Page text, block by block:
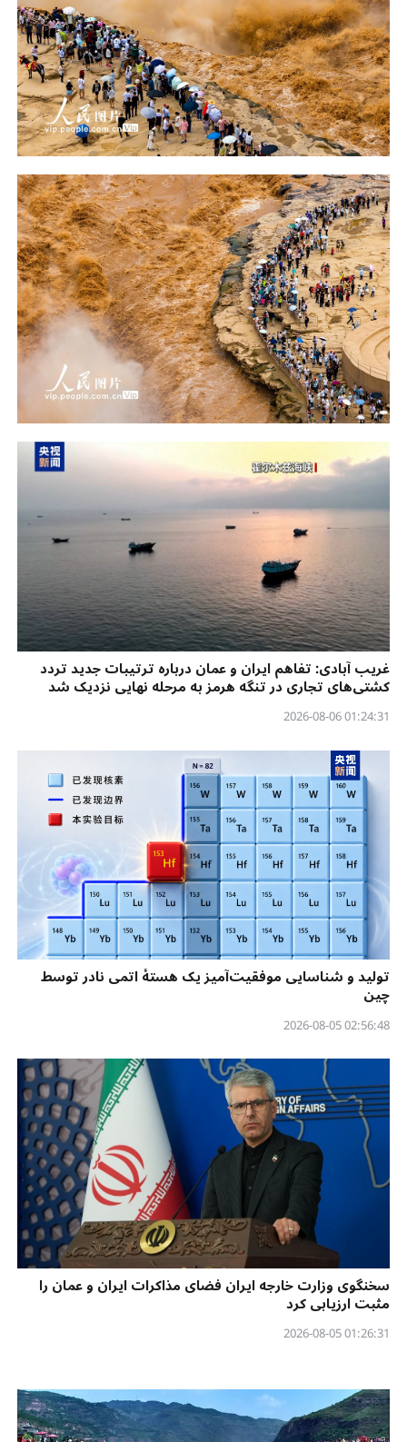
غریب آبادی: تفاهم ایران و عمان درباره ترتیبات جدید تردد
کشتی‌های تجاری در تنگه هرمز به مرحله نهایی نزدیک شد
01:24:31 2026-08-06
تولید و شناسایی موفقیت‌آمیز یک هستهٔ اتمی نادر توسط
چین
02:56:48 2026-08-05
سخنگوی وزارت خارجه ایران فضای مذاکرات ایران و عمان را
مثبت ارزیابی کرد
01:26:31 2026-08-05